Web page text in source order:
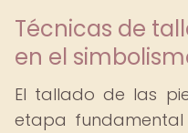
Técnicas de
en el
El tallado de las
etapa